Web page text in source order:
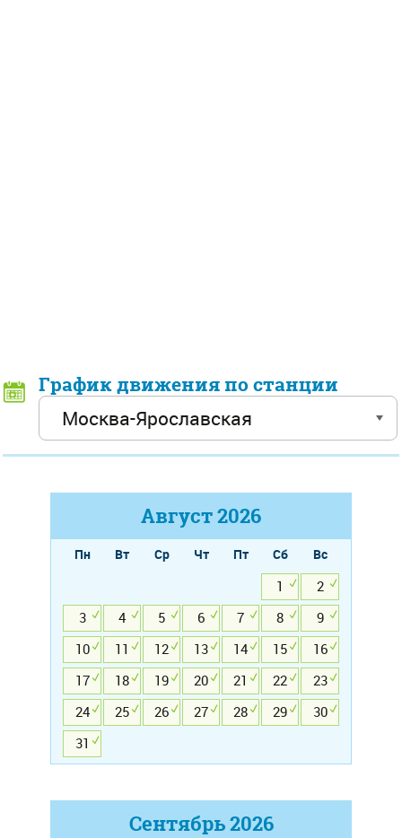
График движения по станции
Август2026
Пн Вт Ср Чт Пт Сб
Вс
1
2
3
4 5 6 7 8
9
10
11 12 13 14 15
16
17
18 19 20 21 22
23
24
25 26 27 28 29
30
31
Сентябрь2026